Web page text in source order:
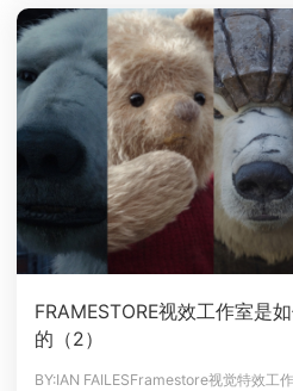
登录
FRAMESTORE视效工作室是
的（2）
BY:IAN FAILESFramestore视觉特效工